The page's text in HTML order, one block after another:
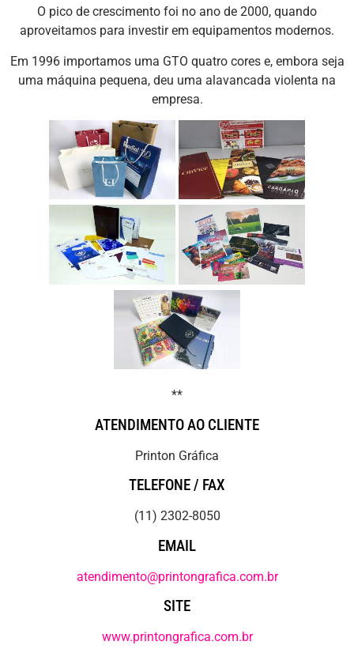
O pico de crescimento foi no ano de 2000, quando
aproveitamos para investir em equipamentos modernos.
Em 1996 importamos uma GTO quatro cores e, embora seja
uma máquina pequena, deu uma alavancada violenta na
empresa.
**
ATENDIMENTO AO CLIENTE
Printon Gráfica
TELEFONE / FAX
(11) 2302-8050
EMAIL
atendimento@printongrafica.com.br
SITE
www.printongrafica.com.br